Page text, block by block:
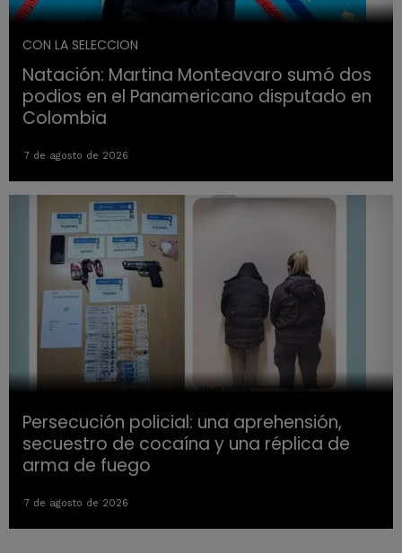
CON LA SELECCION
Natación: Martina Monteavaro sumó dos
podios en el Panamericano disputado en
Colombia
7 de agosto de 2026
Persecución policial: una aprehensión,
secuestro de cocaína y una réplica de
arma de fuego
7 de agosto de 2026